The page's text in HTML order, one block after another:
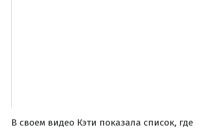
В своем видео Кэти показала список, где